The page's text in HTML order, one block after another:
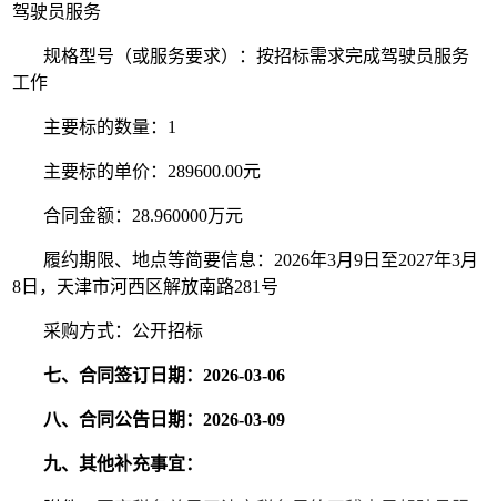
驾驶员服务
规格型号（或服务要求）：按招标需求完成驾驶员服务
工作
主要标的数量：1
主要标的单价：289600.00元
合同金额：28.960000万元
履约期限、地点等简要信息：2026年3月9日至2027年3月
8日，天津市河西区解放南路281号
采购方式：公开招标
七、合同签订日期：2026-03-06
八、合同公告日期：2026-03-09
九、其他补充事宜：